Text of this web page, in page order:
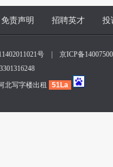
免责声明 招聘英才 投
号
京ICP备
北写字楼出租
51La